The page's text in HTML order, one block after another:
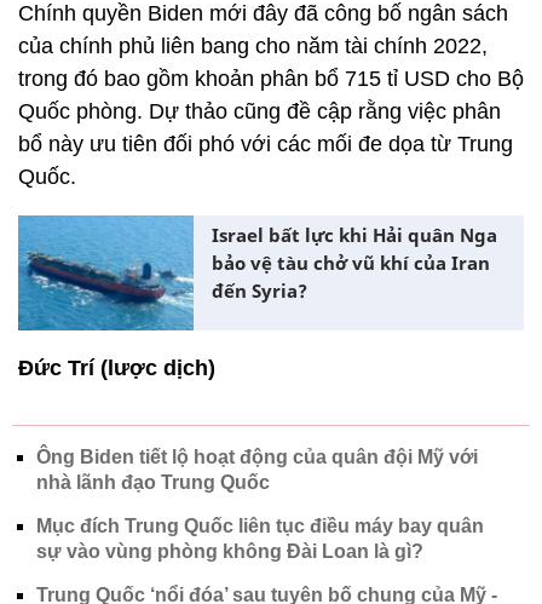
Chính quyền Biden mới đây đã công bố ngân sách
của chính phủ liên bang cho năm tài chính 2022,
trong đó bao gồm khoản phân bổ 715 tỉ USD cho Bộ
Quốc phòng. Dự thảo cũng đề cập rằng việc phân
bổ này ưu tiên đối phó với các mối đe dọa từ Trung
Quốc.
Israel bất lực khi Hải quân Nga
bảo vệ tàu chở vũ khí của Iran
đến Syria?
Đức Trí (lược dịch)
Ông Biden tiết lộ hoạt động của quân đội Mỹ với
nhà lãnh đạo Trung Quốc
Mục đích Trung Quốc liên tục điều máy bay quân
sự vào vùng phòng không Đài Loan là gì?
Trung Quốc ‘nổi đóa’ sau tuyên bố chung của Mỹ -